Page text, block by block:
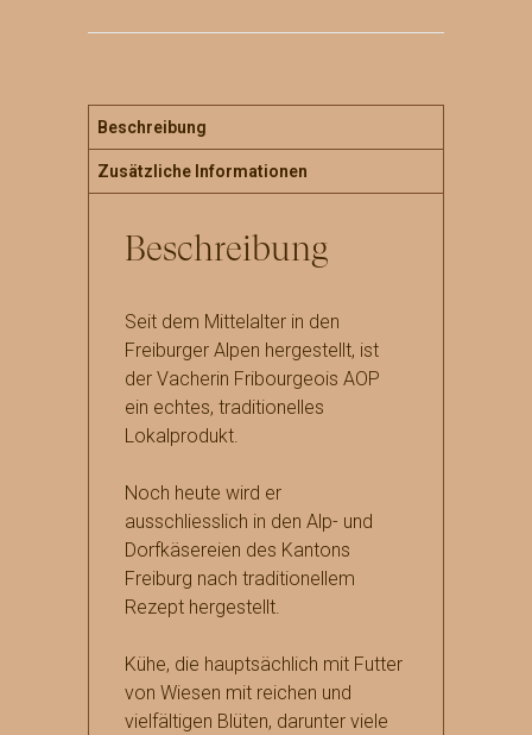
aus
Rohmilch
Beschreibung
Zusätzliche Informationen
Beschreibung
Seit dem Mittelalter in den
Freiburger Alpen hergestellt, ist
der Vacherin Fribourgeois AOP
ein echtes, traditionelles
Lokalprodukt.
Noch heute wird er
ausschliesslich in den Alp- und
Dorfkäsereien des Kantons
Freiburg nach traditionellem
Rezept hergestellt.
Kühe, die hauptsächlich mit Futter
von Wiesen mit reichen und
vielfältigen Blüten, darunter viele